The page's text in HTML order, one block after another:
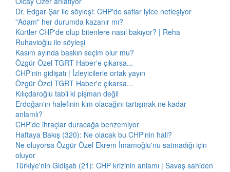
Dr. Edgar Şar ile söyleşi: CHP'de saflar iyice netleşiyor
"Adam" her durumda kazanır mı?
Kürtler CHP'de olup bitenlere nasıl bakıyor? | Reha
Ruhavioğlu ile söyleşi
Kasım ayında baskın seçim olur mu?
Özgür Özel TGRT Haber'e çıkarsa...
CHP'nin gidişatı | İzleyicilerle ortak yayın
Özgür Özel TGRT Haber'e çıkarsa...
Kılıçdaroğlu tabii ki pişman değil
Erdoğan'ın halefinin kim olacağını tartışmak ne kadar
anlamlı?
CHP'de ihraçlar duracağa benzemiyor
Haftaya Bakış (320): Ne olacak bu CHP'nin hali?
Ne oluyorsa Özgür Özel Ekrem İmamoğlu'nu satmadığı için
oluyor
Türkiye'nin Gidişatı (21): CHP krizinin anlamı | Savaş sahiden